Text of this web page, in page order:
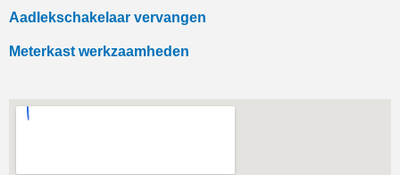
Aadlekschakelaar vervangen
Meterkast werkzaamheden